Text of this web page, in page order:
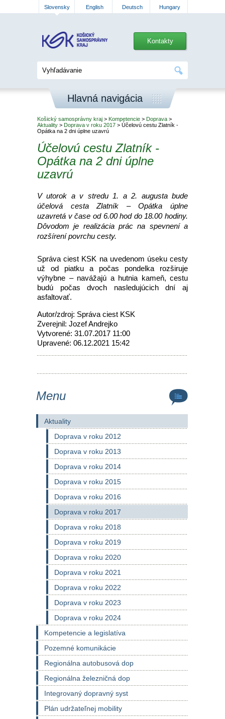
Slovensky English Deutsch Hungary
Kontakty
Hlavná navigácia
Košický samosprávny kraj > Kompetencie > Doprava >
Aktuality > Doprava v roku 2017 > Účelovú cestu Zlatník -
Opátka na 2 dni úplne uzavrú
Účelovú cestu Zlatník -
Opátka na 2 dni úplne
uzavrú
V utorok a v stredu 1. a 2. augusta bude
účelová cesta Zlatník – Opátka úplne
uzavretá v čase od 6.00 hod do 18.00 hodiny.
Dôvodom je realizácia prác na spevnení a
rozšírení povrchu cesty.
Správa ciest KSK na uvedenom úseku cesty
už od piatku a počas pondelka rozširuje
výhybne – navážajú a hutnia kameň, cestu
budú počas dvoch nasledujúcich dní aj
asfaltovať.
Autor/zdroj: Správa ciest KSK
Zverejnil: Jozef Andrejko
Vytvorené: 31.07.2017 11:00
Upravené: 06.12.2021 15:42
Menu
Aktuality
Doprava v roku 2012
Doprava v roku 2013
Doprava v roku 2014
Doprava v roku 2015
Doprava v roku 2016
Doprava v roku 2017
Doprava v roku 2018
Doprava v roku 2019
Doprava v roku 2020
Doprava v roku 2021
Doprava v roku 2022
Doprava v roku 2023
Doprava v roku 2024
Kompetencie a legislatíva
Pozemné komunikácie
Regionálna autobusová dop
Regionálna železničná dop
Integrovaný dopravný syst
Plán udržateľnej mobility